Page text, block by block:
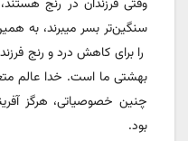
وقتی فرزندان در رنج
سنگین‌تر بسر میبرند، به
را برای کاهش درد و رنج
بهشتی ما است. خدا عالم
چنین خصوصیاتی، هرگز
بود.